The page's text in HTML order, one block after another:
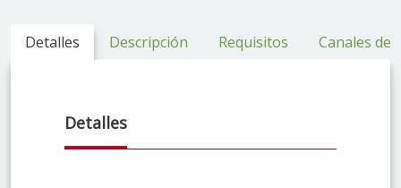
Detalles Descripción Requisitos Canales de
Detalles